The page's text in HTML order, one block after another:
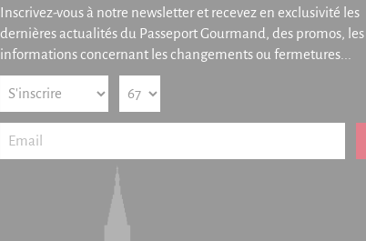
Inscrivez-vous à notre newsletter et recevez en exclusivité les
dernières actualités du Passeport Gourmand, des promos, les
informations concernant les changements ou fermetures...